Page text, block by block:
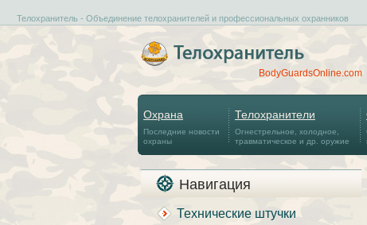
Телохранитель - Объединение телохранителей и профессиональных охранников
BodyGuardsOnline.com
Охрана
Последние новости
охраны
Телохранители
Огнестрельное, холодное,
травматическое и др. оружие
Навигация
Технические штучки